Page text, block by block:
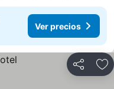
Ver precios
Compartir